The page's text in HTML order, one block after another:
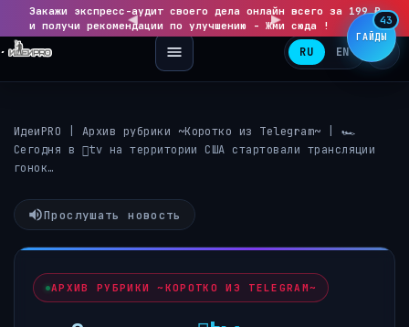
◀
Закажи экспресс-аудит своего дела онлайн всего за 199 ₽
и получи рекомендации по улучшению - Жми сюда !
▶
RU EN
ИдеиPRO Архив рубрики ~Коротко из Telegram~ |🏎
Сегодня в tv на территории США стартовали трансляции
гонок…
Прослушать новость
АРХИВ РУБРИКИ ~КОРОТКО ИЗ TELEGRAM~
ГАЙДЫ
43